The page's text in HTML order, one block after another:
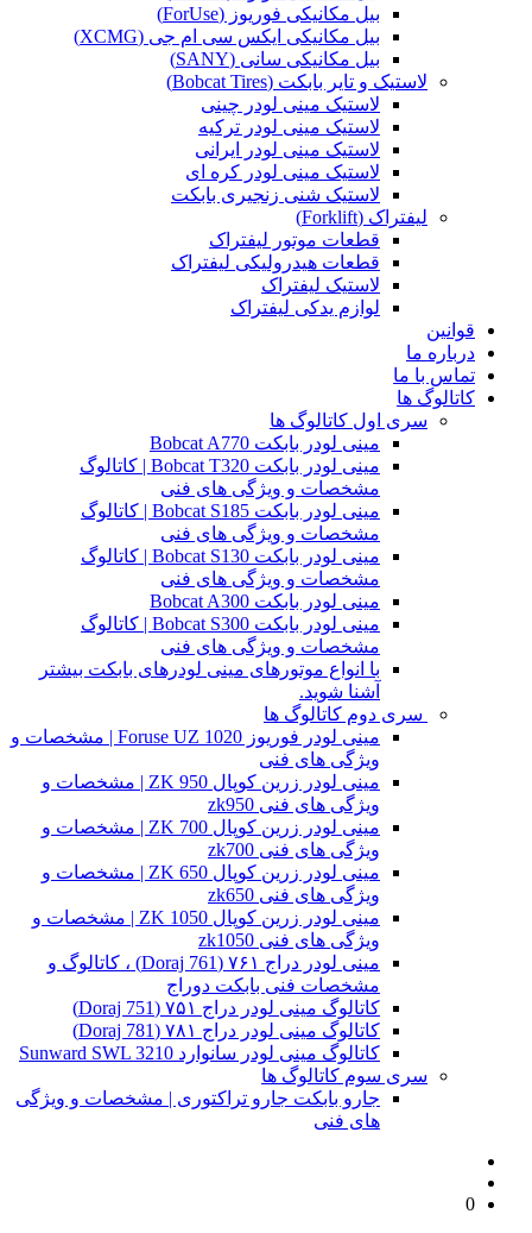
بیل مکانیکی فوریوز (ForUse)
بیل مکانیکی ایکس سی ام جی (XCMG)
بیل مکانیکی سانی (SANY)
لاستیک و تایر بابکت (Bobcat Tires)
لاستیک مینی لودر چینی
لاستیک مینی لودر ترکیه
لاستیک مینی لودر ایرانی
لاستیک مینی لودر کره ای
لاستیک شنی زنجیری بابکت
لیفتراک (Forklift)
قطعات موتور لیفتراک
قطعات هیدرولیکی لیفتراک
لاستیک لیفتراک
لوازم یدکی لیفتراک
قوانین
درباره ما
تماس با ما
کاتالوگ ها
سری اول کاتالوگ ها
مینی لودر بابکت Bobcat A770
مینی لودر بابکت Bobcat T320 | کاتالوگ
مشخصات و ویژگی های فنی
مینی لودر بابکت Bobcat S185 | کاتالوگ
مشخصات و ویژگی های فنی
مینی لودر بابکت Bobcat S130 | کاتالوگ
مشخصات و ویژگی های فنی
مینی لودر بابکت Bobcat A300
مینی لودر بابکت Bobcat S300 | کاتالوگ
مشخصات و ویژگی های فنی
با انواع موتورهای مینی لودرهای بابکت بیشتر
آشنا شوید.
سری دوم کاتالوگ ها
مینی لودر فوریوز Foruse UZ 1020 | مشخصات و
ویژگی های فنی
مینی لودر زرین کوپال ZK 950 | مشخصات و
ویژگی های فنی zk950
مینی لودر زرین کوپال ZK 700 | مشخصات و
ویژگی های فنی zk700
مینی لودر زرین کوپال ZK 650 | مشخصات و
ویژگی های فنی zk650
مینی لودر زرین کوپال ZK 1050 | مشخصات و
ویژگی های فنی zk1050
مینی لودر دراج ۷۶۱ (Doraj 761) ، کاتالوگ و
مشخصات فنی بابکت دوراج
کاتالوگ مینی لودر دراج ۷۵۱ (Doraj 751)
کاتالوگ مینی لودر دراج ۷۸۱ (Doraj 781)
کاتالوگ مینی لودر سانوارد Sunward SWL 3210
سری سوم کاتالوگ ها
جارو بابکت جارو تراکتوری | مشخصات و ویژگی
های فنی
0